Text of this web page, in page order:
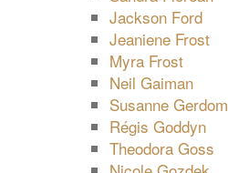
Jackson Ford
Jeaniene Frost
Myra Frost
Neil Gaiman
Susanne Gerdom
Régis Goddyn
Theodora Goss